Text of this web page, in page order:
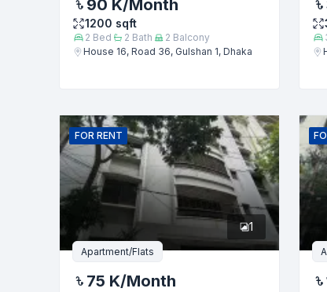
90 K/Month
1200 sqft
2 Bed 2 Bath 2 Balcony
House 16, Road 36, Gulshan 1, Dhaka
FOR RENT
1
Apartment/Flats
75 K/Month